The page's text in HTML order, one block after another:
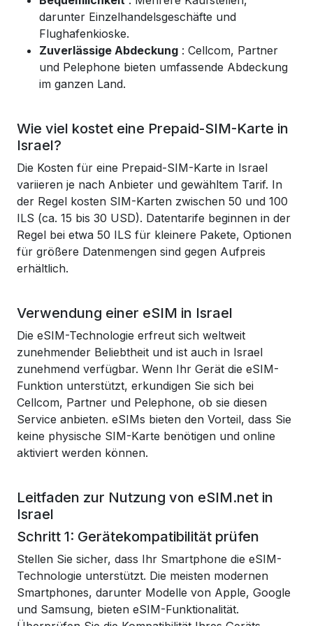
darunter Einzelhandelsgeschäfte und
Flughafenkioske.
Zuverlässige Abdeckung : Cellcom, Partner
und Pelephone bieten umfassende Abdeckung
im ganzen Land.
Wie viel kostet eine Prepaid-SIM-Karte in
Israel?
Die Kosten für eine Prepaid-SIM-Karte in Israel
variieren je nach Anbieter und gewähltem Tarif. In
der Regel kosten SIM-Karten zwischen 50 und 100
ILS (ca. 15 bis 30 USD). Datentarife beginnen in der
Regel bei etwa 50 ILS für kleinere Pakete, Optionen
für größere Datenmengen sind gegen Aufpreis
erhältlich.
Verwendung einer eSIM in Israel
Die eSIM-Technologie erfreut sich weltweit
zunehmender Beliebtheit und ist auch in Israel
zunehmend verfügbar. Wenn Ihr Gerät die eSIM-
Funktion unterstützt, erkundigen Sie sich bei
Cellcom, Partner und Pelephone, ob sie diesen
Service anbieten. eSIMs bieten den Vorteil, dass Sie
keine physische SIM-Karte benötigen und online
aktiviert werden können.
Leitfaden zur Nutzung von eSIM.net in
Israel
Schritt 1: Gerätekompatibilität prüfen
Stellen Sie sicher, dass Ihr Smartphone die eSIM-
Technologie unterstützt. Die meisten modernen
Smartphones, darunter Modelle von Apple, Google
und Samsung, bieten eSIM-Funktionalität.